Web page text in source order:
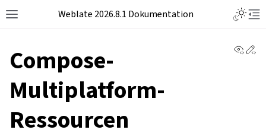
Weblate 2026.8.1 Dokumentation
Compose-
Multiplatform-
Ressourcen